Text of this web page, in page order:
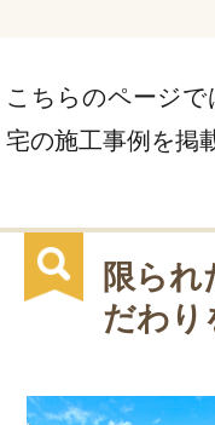
こちらのページ
宅の施工事例を掲
限られ
だわり